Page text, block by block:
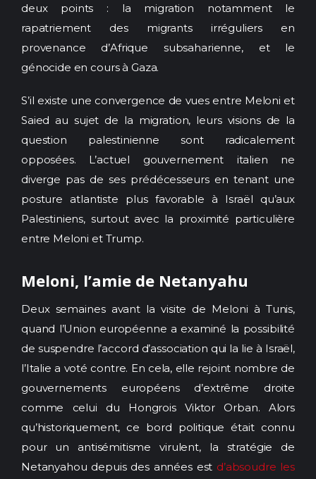
deux points : la migration notamment le
rapatriement des migrants irréguliers en
provenance d’Afrique subsaharienne, et le
génocide en cours à Gaza.
S’il existe une convergence de vues entre Meloni et
Saied au sujet de la migration, leurs visions de la
question palestinienne sont radicalement
opposées. L’actuel gouvernement italien ne
diverge pas de ses prédécesseurs en tenant une
posture atlantiste plus favorable à Israël qu’aux
Palestiniens, surtout avec la proximité particulière
entre Meloni et Trump.
Meloni, l’amie de Netanyahu
Deux semaines avant la visite de Meloni à Tunis,
quand l’Union européenne a examiné la possibilité
de suspendre l’accord d’association qui la lie à Israël,
l’Italie a voté contre. En cela, elle rejoint nombre de
gouvernements européens d’extrême droite
comme celui du Hongrois Viktor Orban. Alors
qu’historiquement, ce bord politique était connu
pour un antisémitisme virulent, la stratégie de
Netanyahou depuis des années est d’absoudre les